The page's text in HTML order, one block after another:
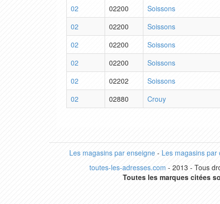
02
02200
Soissons
02
02200
Soissons
02
02200
Soissons
02
02200
Soissons
02
02202
Soissons
02
02880 Crouy
Les magasins par enseigne- Les magasins par
toutes-les-adresses.com - 2013 - Tous
Toutes les marques citées